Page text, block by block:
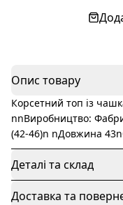
Опис товару
Корсетний топ із
nnВиробництво:
(42-46)n nДовжина
Деталі та склад
Доставка та